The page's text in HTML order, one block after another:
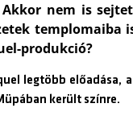
nem is
templomaiba
produkció?
legtöbb előadása, a
került színre.